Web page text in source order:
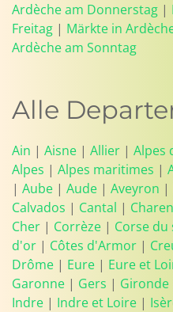
Ardèche am Donnerstag |
Freitag | Märkte in
Ardèche am Sonntag
Alle
Ain | Aisne | Allier | Alpes
Alpes | Alpes maritimes |
| Aube | Aude | Aveyron |
Calvados | Cantal |
Cher | Corrèze | Corse du
d'or | Côtes d'Armor |
Drôme | Eure | Eure et
Garonne | Gers | Gironde
Indre | Indre et Loire |